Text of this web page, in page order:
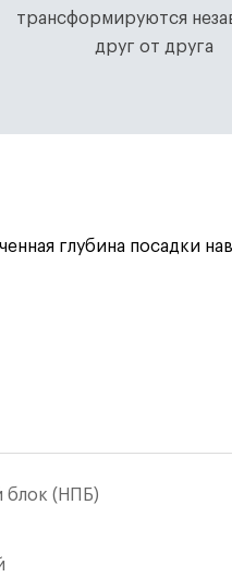
трансформируются
друг от друга
глубина посадки
блок (НПБ)